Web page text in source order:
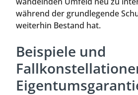
während der grundlegende
weiterhin Bestand hat.
Beispiele und